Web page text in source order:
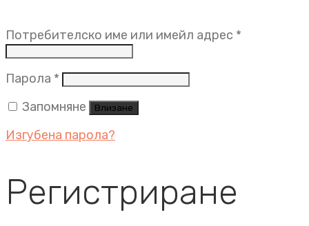
Потребителско име или имейл адрес *
Парола * Задължително
Запомняне
Влизане
Изгубена парола?
Регистриране